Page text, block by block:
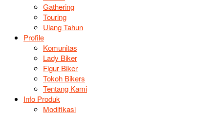
Gathering
Touring
Ulang Tahun
Profile
Komunitas
Lady Biker
Figur Biker
Tokoh Bikers
Tentang Kami
Info Produk
Modifikasi